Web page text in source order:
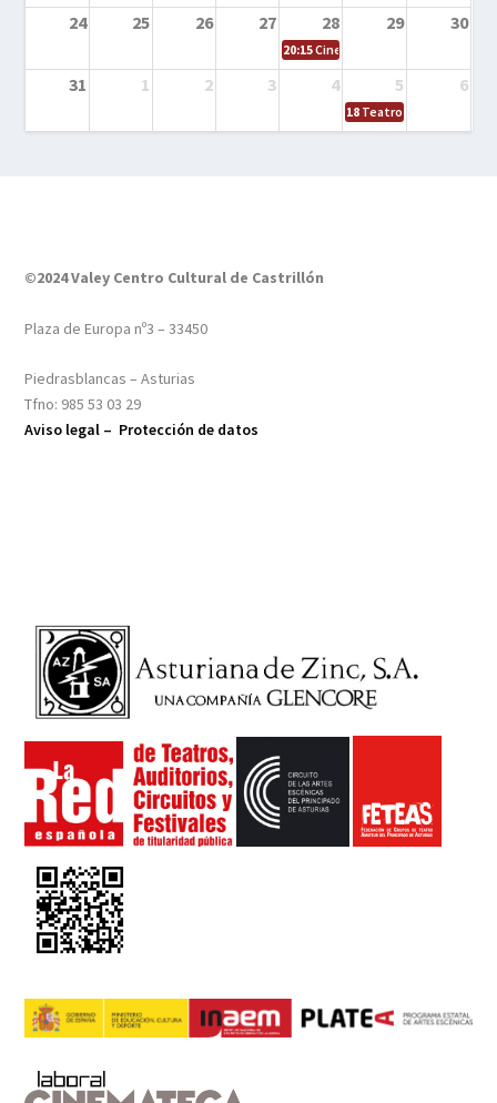
24 25 26 27 28 29 30
20:15Cine en el calle – Tintín y el
31 1 2 3 4 5 6
18 Teatro – Tres
©2024 Valey Centro Cultural de Castrillón
Plaza de Europa nº3 – 33450
Piedrasblancas – Asturias
Tfno: 985 53 03 29
Aviso legal – Protección de datos